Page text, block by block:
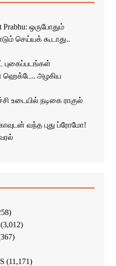
Prabhu: ஒருபோதும்
செய்யக் கூடாது..
புகைப்படங்கள்
ஹெக்டே.. அழகிய
உடையில் நடிகை ராகுல்
வந்த புது ப்ரோமோ!
(3,012)
(11,171)